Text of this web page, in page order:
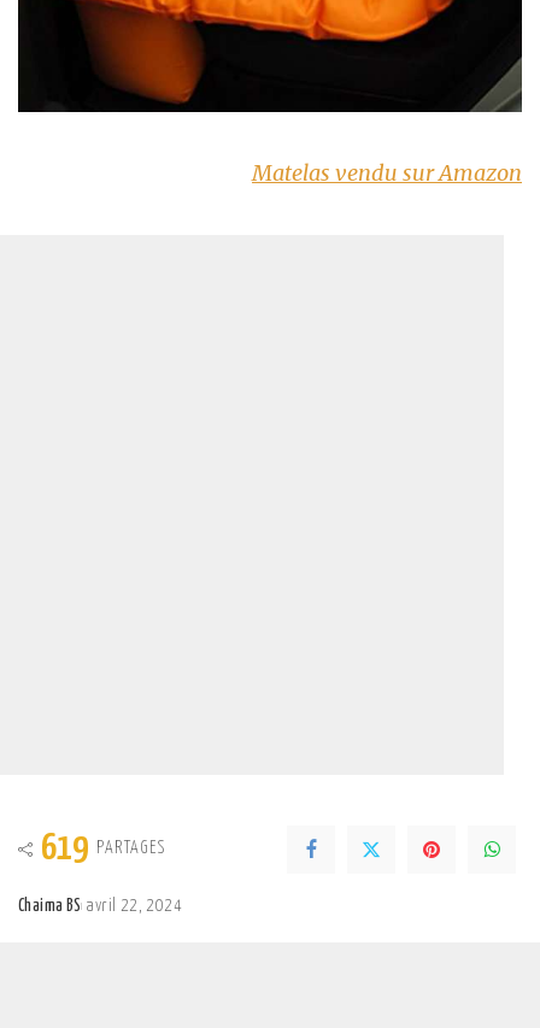
Matelas vendu sur Amazon
619 PARTAGES
Chaima BS avril 22, 2024